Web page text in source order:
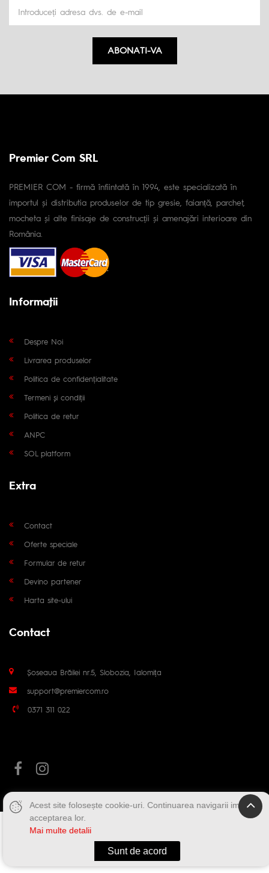
ABONATI-VA
Premier Com SRL
PREMIER COM - firmă înfiintată în 1994, este specializată în
importul și distributia produselor de tip gresie, faianță, parchet,
mocheta și alte finisaje de construcții și amenajări interioare din
România.
Informaţii
Despre Noi
Livrarea produselor
Politica de confidențialitate
Termeni și condiții
Politica de retur
ANPC
SOL platform
Extra
Contact
Oferte speciale
Formular de retur
Devino partener
Harta site-ului
Contact
Șoseaua Brăilei nr.5, Slobozia, Ialomița
support@premiercom.ro
0371 311 022
Acest site folosește cookie-uri. Continuarea navigarii implica
acceptarea lor.
Mai multe detalii
Sunt de acord